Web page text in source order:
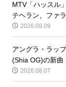
MTV「ハッスル
テヘラン、ファ
2026.08.09
アングラ・ラッ
(Shia OG)の新曲
2026.08.07